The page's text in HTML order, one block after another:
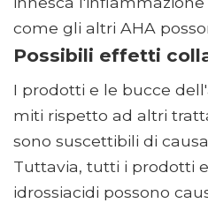
come gli altri AHA
Possibili effetti
I prodotti e le bucce
miti rispetto ad altri
sono suscettibili di
Tuttavia, tutti i prodotti
idrossiacidi possono